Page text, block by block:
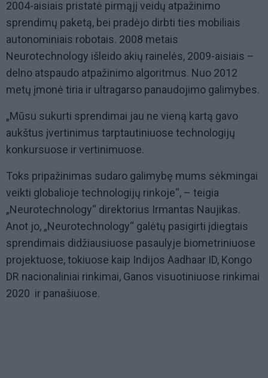
2004-aisiais pristatė pirmąjį veidų atpažinimo
sprendimų paketą, bei pradėjo dirbti ties mobiliais
autonominiais robotais. 2008 metais
Neurotechnology išleido akių rainelės, 2009-aisiais –
delno atspaudo atpažinimo algoritmus. Nuo 2012
metų įmonė tiria ir ultragarso panaudojimo galimybes.
„Mūsu sukurti sprendimai jau ne vieną kartą gavo
aukštus įvertinimus tarptautiniuose technologijų
konkursuose ir vertinimuose.
Toks pripažinimas sudaro galimybę mums sėkmingai
veikti globalioje technologijų rinkoje“, – teigia
„Neurotechnology“ direktorius Irmantas Naujikas.
Anot jo, „Neurotechnology“ galėtų pasigirti įdiegtais
sprendimais didžiausiuose pasaulyje biometriniuose
projektuose, tokiuose kaip Indijos Aadhaar ID, Kongo
DR nacionaliniai rinkimai, Ganos visuotiniuose rinkimai
2020 ir panašiuose.